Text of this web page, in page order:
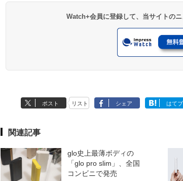
Watch+会員に登録して、当サイトの
ポスト リスト シェア はてブ
関連記事
glo史上最薄ボディの
「glo pro slim」、全国
コンビニで発売